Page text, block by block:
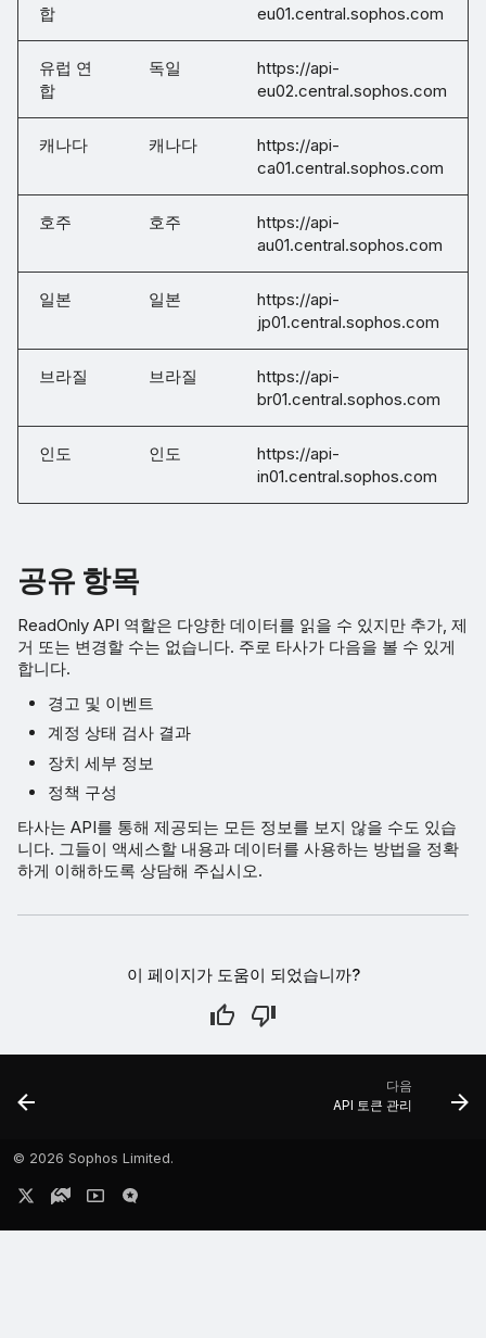
합
eu01.central.sophos.com
유럽 연
합
독일
https://api-
eu02.central.sophos.com
캐나다 캐나다
https://api-
ca01.central.sophos.com
호주 호주
https://api-
au01.central.sophos.com
일본 일본
https://api-
jp01.central.sophos.com
브라질 브라질
https://api-
br01.central.sophos.com
인도 인도
https://api-
in01.central.sophos.com
공유 항목
ReadOnly API 역할은 다양한 데이터를 읽을 수 있지만 추가, 제
거 또는 변경할 수는 없습니다. 주로 타사가 다음을 볼 수 있게
합니다.
경고 및 이벤트
계정 상태 검사 결과
장치 세부 정보
정책 구성
타사는 API를 통해 제공되는 모든 정보를 보지 않을 수도 있습
니다. 그들이 액세스할 내용과 데이터를 사용하는 방법을 정확
하게 이해하도록 상담해 주십시오.
이 페이지가 도움이 되었습니까?
다음
API 토큰 관리
© 2026 Sophos Limited.